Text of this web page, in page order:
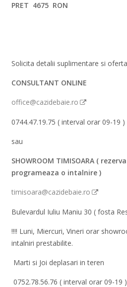
PRET 4675 RON
Solicita detalii suplimentare si
CONSULTANT ONLINE
office@cazidebaie.ro
0744.47.19.75 ( interval orar 09-19 )
sau
SHOWROOM TIMISOARA (
programeaza o intalnire )
timisoara@cazidebaie.ro
Bulevardul Iuliu Maniu 30 ( fosta
!!!! Luni, Miercuri, Vineri orar
intalniri prestabilite.
Marti si Joi deplasari in teren
0752.78.56.76 ( interval orar 09-19 )